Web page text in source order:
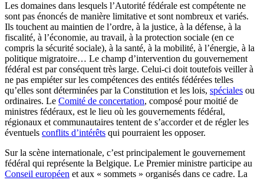
Les domaines dans lesquels l’Autorité fédérale est compétente ne
sont pas énoncés de manière limitative et sont nombreux et variés.
Ils touchent au maintien de l’ordre, à la justice, à la défense, à la
fiscalité, à l’économie, au travail, à la protection sociale (en ce
compris la sécurité sociale), à la santé, à la mobilité, à l’énergie, à la
politique migratoire… Le champ d’intervention du gouvernement
fédéral est par conséquent très large. Celui-ci doit toutefois veiller à
ne pas empiéter sur les compétences des entités fédérées telles
qu’elles sont déterminées par la Constitution et les lois, spéciales ou
ordinaires. Le Comité de concertation, composé pour moitié de
ministres fédéraux, est le lieu où les gouvernements fédéral,
régionaux et communautaires tentent de s’accorder et de régler les
éventuels conflits d’intérêts qui pourraient les opposer.
Sur la scène internationale, c’est principalement le gouvernement
fédéral qui représente la Belgique. Le Premier ministre participe au
Conseil européen et aux « sommets » organisés dans ce cadre. La